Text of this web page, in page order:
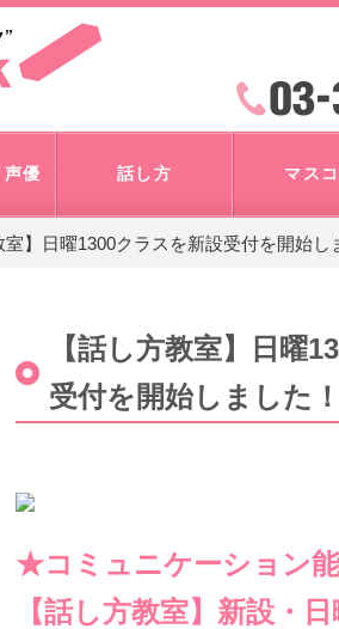
「アナウンサー・マスコミ
検
優 話し方 マスコ
室】日曜1300クラスを新設受付を開始し
【話し方教室】日曜
受付を開始しました！
★コミュニケーション
【話し方教室】新設・